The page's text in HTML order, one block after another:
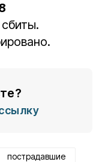
пострадавшие